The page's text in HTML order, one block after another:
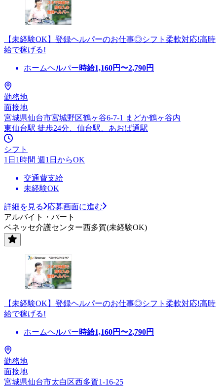
【未経験OK】登録ヘルパーのお仕事◎シフト柔軟対応!高時
給で稼げる!
ホームヘルパー時給1,160円〜2,790円
勤務地
面接地
宮城県仙台市宮城野区鶴ヶ谷6-7-1 まどか鶴ヶ谷内
東仙台駅 徒歩24分、仙台駅、あおば通駅
シフト
1日1時間 週1日からOK
交通費支給
未経験OK
詳細を見る
応募画面に進む
アルバイト・パート
ベネッセ介護センター西多賀(未経験OK)
【未経験OK】登録ヘルパーのお仕事◎シフト柔軟対応!高時
給で稼げる!
ホームヘルパー時給1,160円〜2,790円
勤務地
面接地
宮城県仙台市太白区西多賀1-16-25